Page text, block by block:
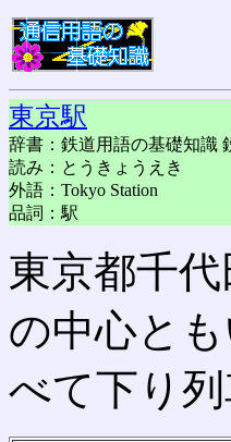
東京駅
辞書：鉄道用語の基礎知識
読み：とうきょうえき
外語：Tokyo Station
品詞：駅
東京都千
の中心と
べて下り列